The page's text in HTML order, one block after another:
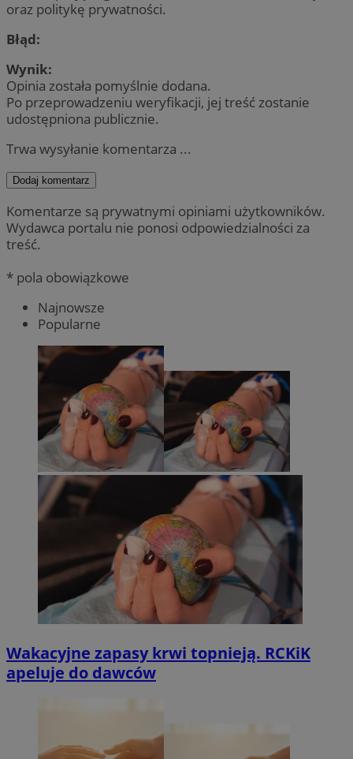
oraz politykę prywatności.
Błąd:
Wynik:
Opinia została pomyślnie dodana.
Po przeprowadzeniu weryfikacji, jej treść zostanie
udostępniona publicznie.
Trwa wysyłanie komentarza ...
Dodaj komentarz
Komentarze są prywatnymi opiniami użytkowników.
Wydawca portalu nie ponosi odpowiedzialności za
treść.
* pola obowiązkowe
Najnowsze
Popularne
Wakacyjne zapasy krwi topnieją. RCKiK
apeluje do dawców